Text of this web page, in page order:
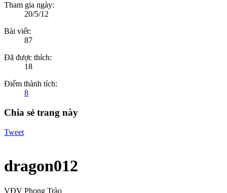
Tham gia ngày:
20/5/12
Bài viết:
87
Đã được thích:
18
Điểm thành tích:
8
Chia sẻ trang này
Tweet
dragon012
VĐV Phong Trào